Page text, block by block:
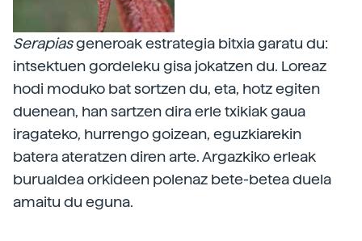
Serapiasgeneroak estrategia bitxia garatu du:
intsektuen gordeleku gisa jokatzen du. Loreaz
hodi moduko bat sortzen du, eta, hotz egiten
duenean, han sartzen dira erle txikiak gaua
iragateko, hurrengo goizean, eguzkiarekin
batera ateratzen diren arte. Argazkiko erleak
burualdea orkideen polenaz bete-betea duela
amaitu du eguna.